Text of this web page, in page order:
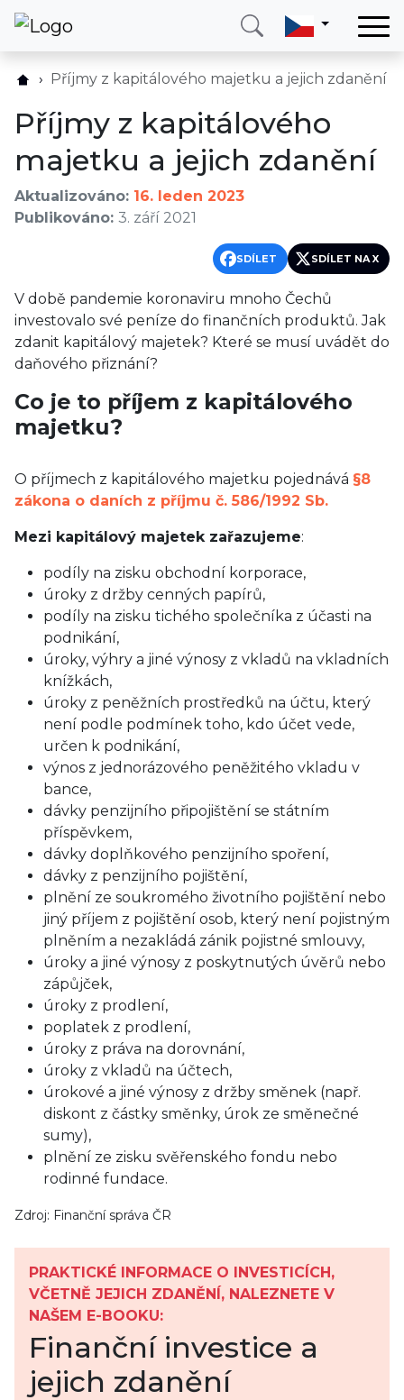
Země
O nás
Blog
Zavolejte mi Přihlásit se
Příjmy z kapitálového majetku a jejich zdanění
Příjmy z kapitálového
majetku a jejich zdanění
Aktualizováno: 16. leden 2023
Publikováno: 3. září 2021
SDÍLET SDÍLET NA X
V době pandemie koronaviru mnoho Čechů
investovalo své peníze do finančních produktů. Jak
zdanit kapitálový majetek? Které se musí uvádět do
daňového přiznání?
Co je to příjem z kapitálového
majetku?
O příjmech z kapitálového majetku pojednává §8
zákona o daních z příjmu č. 586/1992 Sb.
Mezi kapitálový majetek zařazujeme:
podíly na zisku obchodní korporace,
úroky z držby cenných papírů,
podíly na zisku tichého společníka z účasti na
podnikání,
úroky, výhry a jiné výnosy z vkladů na vkladních
knížkách,
úroky z peněžních prostředků na účtu, který
není podle podmínek toho, kdo účet vede,
určen k podnikání,
výnos z jednorázového peněžitého vkladu v
bance,
dávky penzijního připojištění se státním
příspěvkem,
dávky doplňkového penzijního spoření,
dávky z penzijního pojištění,
plnění ze soukromého životního pojištění nebo
jiný příjem z pojištění osob, který není pojistným
plněním a nezakládá zánik pojistné smlouvy,
úroky a jiné výnosy z poskytnutých úvěrů nebo
zápůjček,
úroky z prodlení,
poplatek z prodlení,
úroky z práva na dorovnání,
úroky z vkladů na účtech,
úrokové a jiné výnosy z držby směnek (např.
diskont z částky směnky, úrok ze směnečné
sumy),
plnění ze zisku svěřenského fondu nebo
rodinné fundace.
Zdroj: Finanční správa ČR
PRAKTICKÉ INFORMACE O INVESTICÍCH,
VČETNĚ JEJICH ZDANĚNÍ, NALEZNETE V
NAŠEM E-BOOKU:
Finanční investice a
jejich zdanění